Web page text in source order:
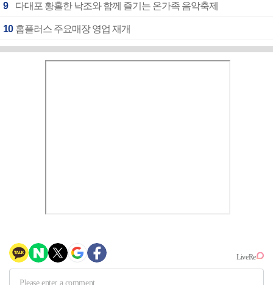
9 다대포 황홀한 낙조와 함께 즐기는 온가족 음악축제
10 홈플러스 주요매장 영업 재개